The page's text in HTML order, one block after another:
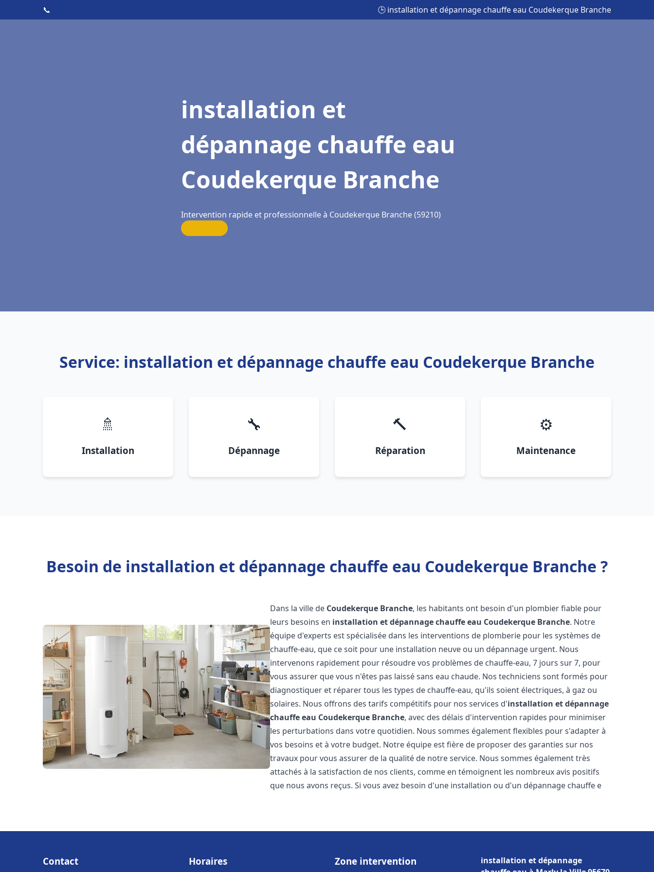
📞 🕒 installation et dépannage chauffe eau Coudekerque Branche
installation et
dépannage chauffe eau
Coudekerque Branche
Intervention rapide et professionnelle à Coudekerque Branche (59210)
Service: installation et dépannage chauffe eau Coudekerque Branche
🚿
Installation
🔧
Dépannage
🔨
Réparation
⚙️
Maintenance
Besoin de installation et dépannage chauffe eau Coudekerque Branche ?
Dans la ville de Coudekerque Branche, les habitants ont besoin d'un plombier fiable pour
leurs besoins en installation et dépannage chauffe eau Coudekerque Branche. Notre
équipe d'experts est spécialisée dans les interventions de plomberie pour les systèmes de
chauffe-eau, que ce soit pour une installation neuve ou un dépannage urgent. Nous
intervenons rapidement pour résoudre vos problèmes de chauffe-eau, 7 jours sur 7, pour
vous assurer que vous n'êtes pas laissé sans eau chaude. Nos techniciens sont formés pour
diagnostiquer et réparer tous les types de chauffe-eau, qu'ils soient électriques, à gaz ou
solaires. Nous offrons des tarifs compétitifs pour nos services d'installation et dépannage
chauffe eau Coudekerque Branche, avec des délais d'intervention rapides pour minimiser
les perturbations dans votre quotidien. Nous sommes également flexibles pour s'adapter à
vos besoins et à votre budget. Notre équipe est fière de proposer des garanties sur nos
travaux pour vous assurer de la qualité de notre service. Nous sommes également très
attachés à la satisfaction de nos clients, comme en témoignent les nombreux avis positifs
que nous avons reçus. Si vous avez besoin d'une installation ou d'un dépannage chauffe e
Contact Horaires Zone intervention
installation et dépannage